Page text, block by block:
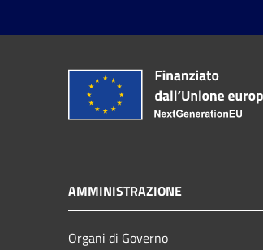
AMMINISTRAZIONE
Organi di Governo